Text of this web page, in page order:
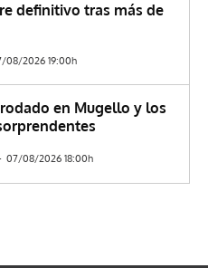
definitivo tras más de
08/2026 19:00h
en Mugello y los
07/08/2026 18:00h